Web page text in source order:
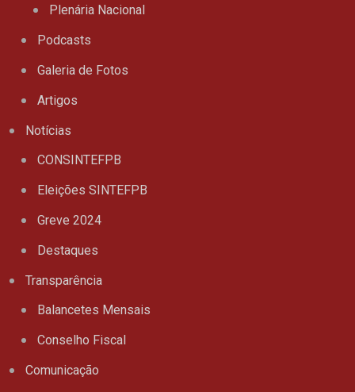
Plenária Nacional
Podcasts
Galeria de Fotos
Artigos
Notícias
CONSINTEFPB
Eleições SINTEFPB
Greve 2024
Destaques
Transparência
Balancetes Mensais
Conselho Fiscal
Comunicação